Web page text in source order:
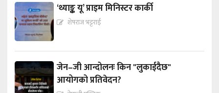
‘थ्याङ्क यू’ प्राइम मिनिस्टर कार्की
शेषराज भट्टराई
जेन–जी आन्दोलनः किन "लुकाईदैछ"
आयोगको प्रतिवेदन?